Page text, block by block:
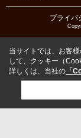
プライバ
当サイトでは、お客
して、クッキー（
詳しくは、当社の 「